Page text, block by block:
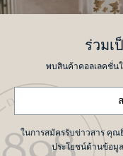
ร่วมเ
พบสินค้าคอลเลคชั่น
ในการสมัครรับข่าวสาร คุณ
ประโยชน์ด้านข้อมูล